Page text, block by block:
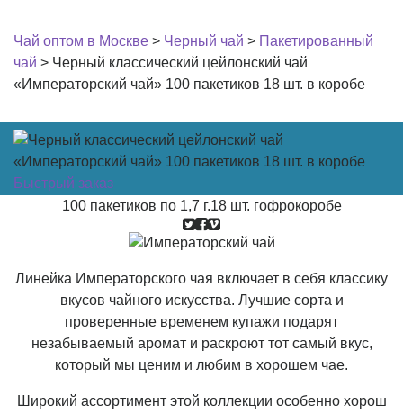
Чай оптом в Москве > Черный чай > Пакетированный
чай > Черный классический цейлонский чай
«Императорский чай» 100 пакетиков 18 шт. в коробе
Быстрый заказ
100 пакетиков по 1,7 г.18 шт. гофрокоробе
Линейка Императорского чая включает в себя классику
вкусов чайного искусства. Лучшие сорта и
проверенные временем купажи подарят
незабываемый аромат и раскроют тот самый вкус,
который мы ценим и любим в хорошем чае.
Широкий ассортимент этой коллекции особенно хорош